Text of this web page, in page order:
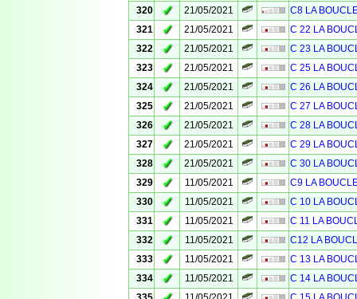
320
✓ 21/05/2021
C8 LA
321
✓ 21/05/2021
C 22 LA
322
✓ 21/05/2021
C 23 LA
323
✓ 21/05/2021
C 25 LA
324
✓ 21/05/2021
C 26 LA
325
✓ 21/05/2021
C 27 LA
326
✓ 21/05/2021
C 28 LA
327
✓ 21/05/2021
C 29 LA
328
✓ 21/05/2021
C 30 LA
329
✓ 11/05/2021
C9 LA
330
✓ 11/05/2021
C 10 LA
331
✓ 11/05/2021
C 11 LA
332
✓ 11/05/2021
C12 LA
333
✓ 11/05/2021
C 13 LA
334
✓ 11/05/2021
C 14 LA